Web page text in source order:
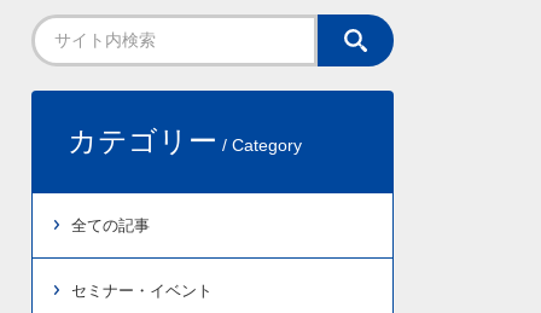
カテゴリー / Category
全ての記事
セミナー・イベント